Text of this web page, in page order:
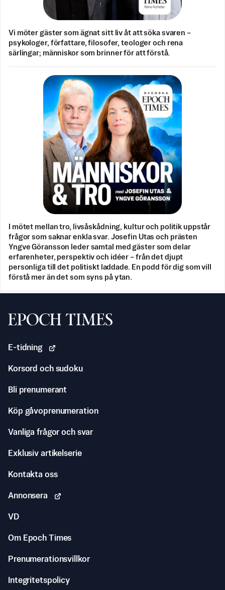
Vi möter gäster som ägnat sitt liv åt att söka svaren –
psykologer, författare, filosofer, teologer och rena
särlingar; människor som brinner för att förstå.
I mötet mellan tro, livsåskådning, kultur och politik uppstår
frågor som saknar enkla svar. Josefin Utas och prästen
Yngve Göransson leder samtal med gäster som delar
erfarenheter, perspektiv och idéer – från det djupt
personliga till det politiskt laddade. En podd för dig som vill
förstå mer än det som syns på ytan.
Svenska Epoch Times
E-tidning
Korsord och sudoku
Bli prenumerant
Köp gåvoprenumeration
Vanliga frågor och svar
Exklusiv artikelserie
Kontakta oss
Annonsera
VD
Om Epoch Times
Prenumerationsvillkor
Integritetspolicy